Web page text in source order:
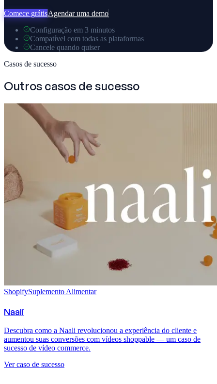
Comece grátisAgendar uma demo
Configuração em 3 minutos
Compatível com todas as plataformas
Cancele quando quiser
Casos de sucesso
Outros casos de sucesso
ShopifySuplemento Alimentar
Naali
Descubra como a Naali revolucionou a experiência do cliente e
aumentou suas conversões com vídeos shoppable — um caso de
sucesso de vídeo commerce.
Ver caso de sucesso